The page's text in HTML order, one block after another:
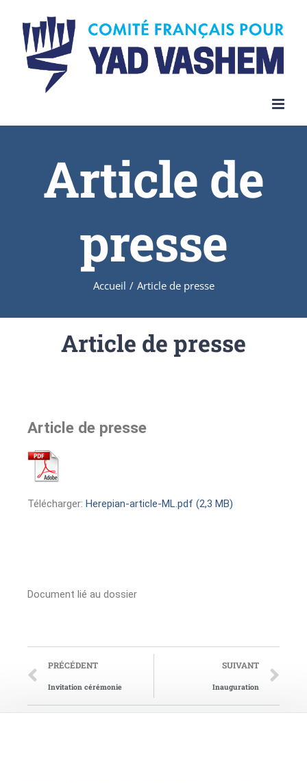
Article de
presse
Accueil / Article de presse
Article de presse
Article de presse
Télécharger: Herepian-article-ML.pdf (2,3 MB)
Document lié au dossier
PRÉCÉDENT
Invitation cérémonie
SUIVANT
Inauguration